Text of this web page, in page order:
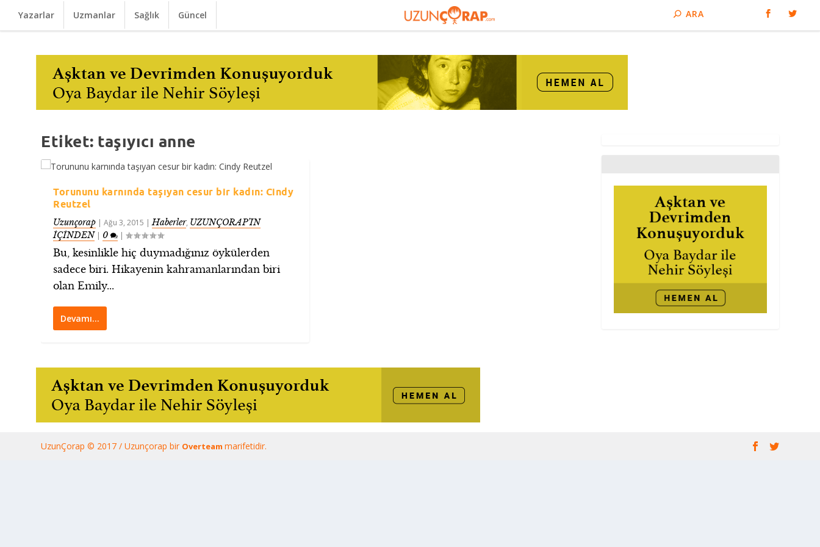
Yazarlar Uzmanlar Sağlık Güncel
Etiket: taşıyıcı anne
Torununu karnında taşıyan cesur bir kadın: Cindy
Reutzel
Uzunçorap |Ağu 3, 2015 |Haberler, UZUNÇORAP’IN
İÇİNDEN| 0 |
Bu, kesinlikle hiç duymadığınız öykülerden
sadece biri. Hikayenin kahramanlarından biri
olan Emily...
Devamı…
UzunÇorap © 2017 / Uzunçorap bir Overteammarifetidir.